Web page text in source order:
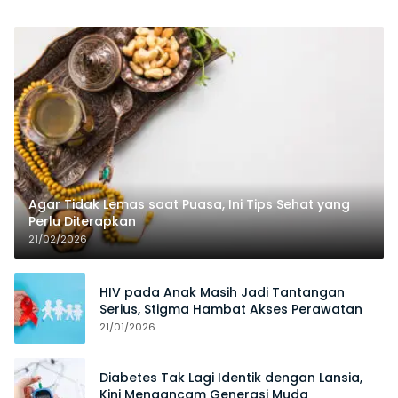
Agar Tidak Lemas saat Puasa, Ini Tips Sehat yang
Perlu Diterapkan
21/02/2026
HIV pada Anak Masih Jadi Tantangan
Serius, Stigma Hambat Akses Perawatan
21/01/2026
Diabetes Tak Lagi Identik dengan Lansia,